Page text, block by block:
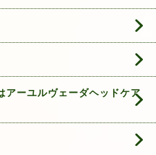
アーユルヴェーダヘッドケア